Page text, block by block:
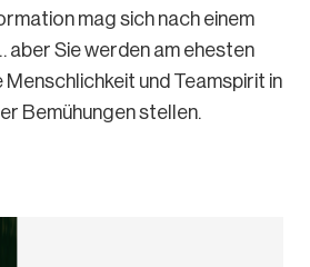
mag sich nach einem
aber Sie werden am ehesten
Menschlichkeit und Teamspirit in
Bemühungen stellen.